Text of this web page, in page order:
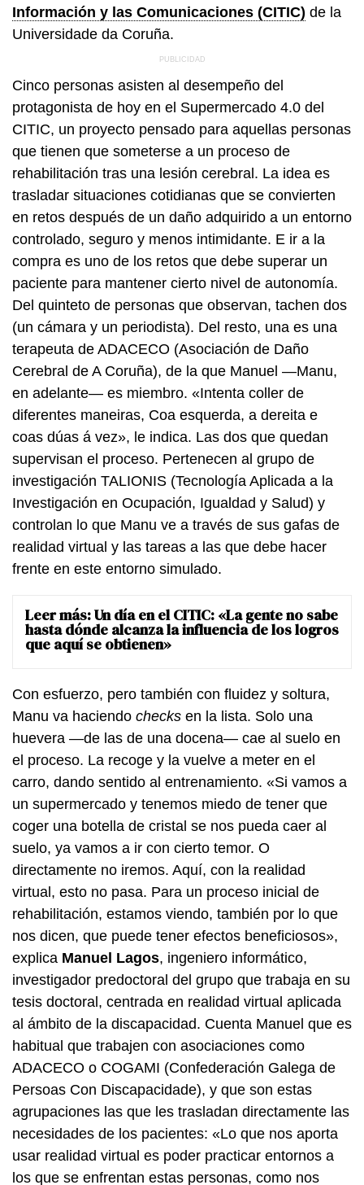
Información y las Comunicaciones (CITIC) de la
Universidade da Coruña.
Cinco personas asisten al desempeño del
protagonista de hoy en el Supermercado 4.0 del
CITIC, un proyecto pensado para aquellas personas
que tienen que someterse a un proceso de
rehabilitación tras una lesión cerebral. La idea es
trasladar situaciones cotidianas que se convierten
en retos después de un daño adquirido a un entorno
controlado, seguro y menos intimidante. E ir a la
compra es uno de los retos que debe superar un
paciente para mantener cierto nivel de autonomía.
Del quinteto de personas que observan, tachen dos
(un cámara y un periodista). Del resto, una es una
terapeuta de ADACECO (Asociación de Daño
Cerebral de A Coruña), de la que Manuel —Manu,
en adelante— es miembro. «Intenta coller de
diferentes maneiras, Coa esquerda, a dereita e
coas dúas á vez», le indica. Las dos que quedan
supervisan el proceso. Pertenecen al grupo de
investigación TALIONIS (Tecnología Aplicada a la
Investigación en Ocupación, Igualdad y Salud) y
controlan lo que Manu ve a través de sus gafas de
realidad virtual y las tareas a las que debe hacer
frente en este entorno simulado.
Leer más:Un día en el CITIC: «La gente no sabe
hasta dónde alcanza la influencia de los logros
que aquí se obtienen»
Con esfuerzo, pero también con fluidez y soltura,
Manu va haciendo checks en la lista. Solo una
huevera —de las de una docena— cae al suelo en
el proceso. La recoge y la vuelve a meter en el
carro, dando sentido al entrenamiento. «Si vamos a
un supermercado y tenemos miedo de tener que
coger una botella de cristal se nos pueda caer al
suelo, ya vamos a ir con cierto temor. O
directamente no iremos. Aquí, con la realidad
virtual, esto no pasa. Para un proceso inicial de
rehabilitación, estamos viendo, también por lo que
nos dicen, que puede tener efectos beneficiosos»,
explica Manuel Lagos, ingeniero informático,
investigador predoctoral del grupo que trabaja en su
tesis doctoral, centrada en realidad virtual aplicada
al ámbito de la discapacidad. Cuenta Manuel que es
habitual que trabajen con asociaciones como
ADACECO o COGAMI (Confederación Galega de
Persoas Con Discapacidade), y que son estas
agrupaciones las que les trasladan directamente las
necesidades de los pacientes: «Lo que nos aporta
usar realidad virtual es poder practicar entornos a
los que se enfrentan estas personas, como nos